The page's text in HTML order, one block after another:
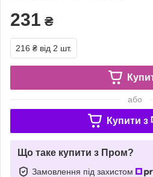
231 ₴
216 ₴ від 2 шт.
або
Купити з
Що таке купити з Пром?
Замовлення під захистом